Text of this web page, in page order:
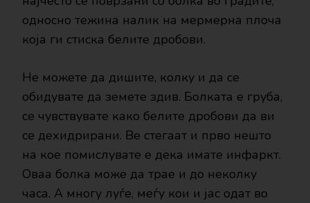
односно тежина налик на мермерна плоча
која ги стиска белите дробови.
Не можете да дишите, колку и да се
обидувате да земете здив. Болката е груба,
се чувствувате како белите дробови да ви
се дехидрирани. Ве стегаат и прво нешто
на кое помислувате е дека имате инфаркт.
Оваа болка може да трае и до неколку
часа. А многу луѓе, меѓу кои и јас одат во